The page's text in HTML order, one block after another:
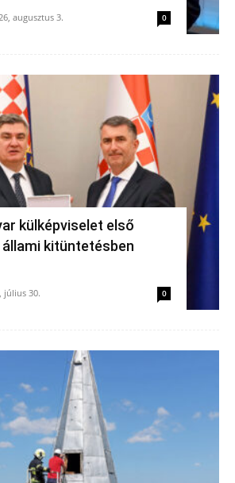
augusztus 3. 0
külképviselet első
kitüntetésben
július 30. 0